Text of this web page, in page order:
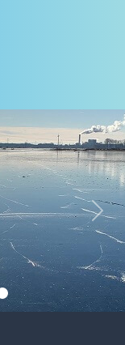
Next